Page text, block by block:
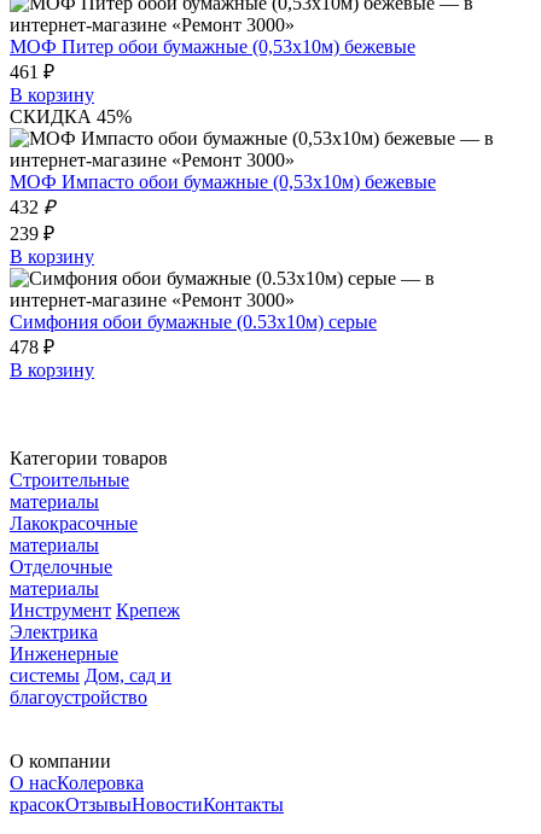
МОФ Питер обои бумажные (0,53х10м) бежевые
461 ₽
В корзину
СКИДКА 45%
МОФ Импасто обои бумажные (0,53х10м) бежевые
432 ₽
239 ₽
В корзину
Симфония обои бумажные (0.53х10м) серые
478 ₽
В корзину
Категории товаров
Строительные
материалы
Лакокрасочные
материалы
Отделочные
материалы
Инструмент Крепеж
Электрика
Инженерные
системы Дом, сад и
благоустройство
О компании
О насКолеровка
красокОтзывыНовостиКонтакты